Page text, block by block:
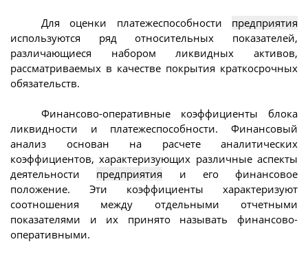
Для оценки платежеспособности предприятия
используются ряд относительных показателей,
различающиеся набором ликвидных активов,
рассматриваемых в качестве покрытия краткосрочных
обязательств.
Финансово-оперативные коэффициенты блока
ликвидности и платежеспособности. Финансовый
анализ основан на расчете аналитических
коэффициентов, характеризующих различные аспекты
деятельности предприятия и его финансовое
положение. Эти коэффициенты характеризуют
соотношения между отдельными отчетными
показателями и их принято называть финансово-
оперативными.